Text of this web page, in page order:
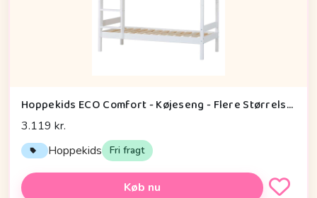
Hoppekids ECO Comfort - Køjeseng - Flere Størrelser - Hvid
3.119 kr.
Hoppekids Fri fragt
Køb nu